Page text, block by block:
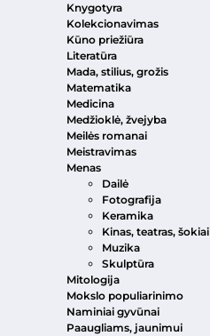
Knygotyra
Kolekcionavimas
Kūno priežiūra
Literatūra
Mada, stilius, grožis
Matematika
Medicina
Medžioklė, žvejyba
Meilės romanai
Meistravimas
Menas
Dailė
Fotografija
Keramika
Kinas, teatras, šokiai
Muzika
Skulptūra
Mitologija
Mokslo populiarinimo
Naminiai gyvūnai
Paaugliams, jaunimui